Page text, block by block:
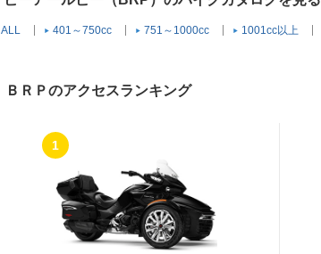
ALL 401～750cc 751～1000cc 1001cc以上
ＢＲＰのアクセスランキング
1